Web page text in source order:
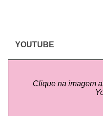
YOUTUBE
Clique na imagem